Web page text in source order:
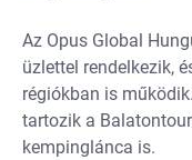
Az Opus Global
üzlettel rendelkezik,
régiókban is
tartozik a
kempinglánca is.